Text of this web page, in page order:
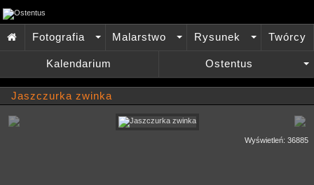

Fotografia
Malarstwo
Rysunek Twórcy
Kalendarium
+
Ostentus
Jaszczurka zwinka
Wyświetleń: 36885